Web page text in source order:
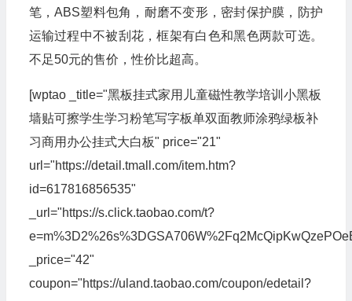
笔，ABS塑料包角，耐磨不变形，密封保护膜，防护
运输过程中不被刮花，框架有白色和黑色两款可选。
不足50元的售价，性价比超高。
[wptao _title="黑板挂式家用儿童磁性教学培训小黑板
墙贴可擦学生学习粉笔写字板单双面教师涂鸦绿板补
习商用办公挂式大白板" price="21"
url="https://detail.tmall.com/item.htm?
id=617816856535"
_url="https://s.click.taobao.com/t?
_price="42"
coupon="https://uland.taobao.com/coupon/edetail?